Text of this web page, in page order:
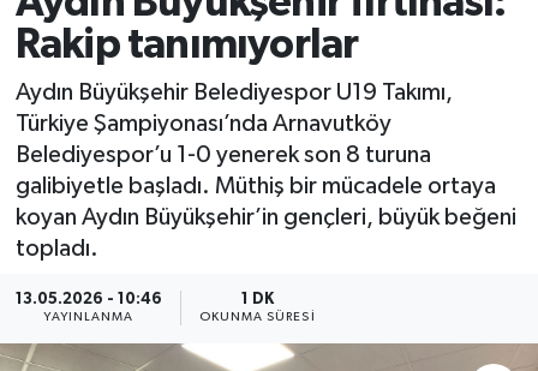
Rakip tanımıyorlar
Aydın Büyükşehir Belediyespor U19 Takımı,
Türkiye Şampiyonası’nda Arnavutköy
Belediyespor’u 1-0 yenerek son 8 turuna
galibiyetle başladı. Müthiş bir mücadele ortaya
koyan Aydın Büyükşehir’in gençleri, büyük beğeni
topladı.
13.05.2026 - 10:46
YAYINLANMA
1 DK
OKUNMA SÜRESI
Ekonomi
Yaşam
Eğitim
Kültür Sanat
Spor
Aydın Trafik Yoğunluk Haritası
Süper Lig Puan Durumu ve Fikstür
Tüm Manşetler
Son Dakika Haberleri
Haber Arşivi